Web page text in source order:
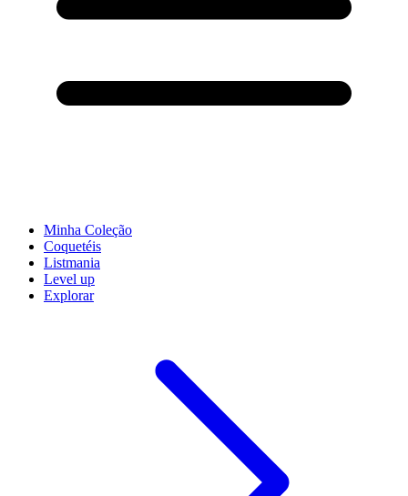
Minha Coleção
Coquetéis
Listmania
Level up
Explorar